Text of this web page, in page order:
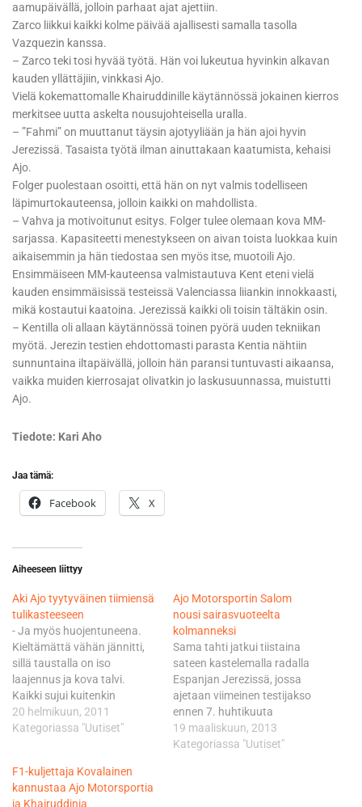
aamupäivällä, jolloin parhaat ajat ajettiin.
Zarco liikkui kaikki kolme päivää ajallisesti samalla tasolla
Vazquezin kanssa.
– Zarco teki tosi hyvää työtä. Hän voi lukeutua hyvinkin alkavan
kauden yllättäjiin, vinkkasi Ajo.
Vielä kokemattomalle Khairuddinille käytännössä jokainen kierros
merkitsee uutta askelta nousujohteisella uralla.
– ”Fahmi” on muuttanut täysin ajotyyliään ja hän ajoi hyvin
Jerezissä. Tasaista työtä ilman ainuttakaan kaatumista, kehaisi
Ajo.
Folger puolestaan osoitti, että hän on nyt valmis todelliseen
läpimurtokauteensa, jolloin kaikki on mahdollista.
– Vahva ja motivoitunut esitys. Folger tulee olemaan kova MM-
sarjassa. Kapasiteetti menestykseen on aivan toista luokkaa kuin
aikaisemmin ja hän tiedostaa sen myös itse, muotoili Ajo.
Ensimmäiseen MM-kauteensa valmistautuva Kent eteni vielä
kauden ensimmäisissä testeissä Valenciassa liiankin innokkaasti,
mikä kostautui kaatoina. Jerezissä kaikki oli toisin tältäkin osin.
– Kentilla oli allaan käytännössä toinen pyörä uuden tekniikan
myötä. Jerezin testien ehdottomasti parasta Kentia nähtiin
sunnuntaina iltapäivällä, jolloin hän paransi tuntuvasti aikaansa,
vaikka muiden kierrosajat olivatkin jo laskusuunnassa, muistutti
Ajo.
Tiedote: Kari Aho
Jaa tämä:
Facebook X
Aiheeseen liittyy
Aki Ajo tyytyväinen tiimiensä
tulikasteeseen
- Ja myös huojentuneena.
Kieltämättä vähän jännitti,
sillä taustalla on iso
laajennus ja kova talvi.
Kaikki sujui kuitenkin
odotettua paremmin. Tämä
on meille suuri haaste, mutta
Molemmista tiimeistä huokui
Ajon mukaan positiivinen
20 helmikuun, 2011
Kategoriassa "Uutiset"
Ajo Motorsportin Salom
nousi sairasvuoteelta
kolmanneksi
Sama tahti jatkui tiistaina
sateen kastelemalla radalla
Espanjan Jerezissä, jossa
ajetaan viimeinen testijakso
ennen 7. huhtikuuta
Qatarissa käynnistyvää MM-
sarjaa. Salom kellotti
19 maaliskuun, 2013
Kategoriassa "Uutiset"
F1-kuljettaja Kovalainen
kannustaa Ajo Motorsportia
ja Khairuddinia